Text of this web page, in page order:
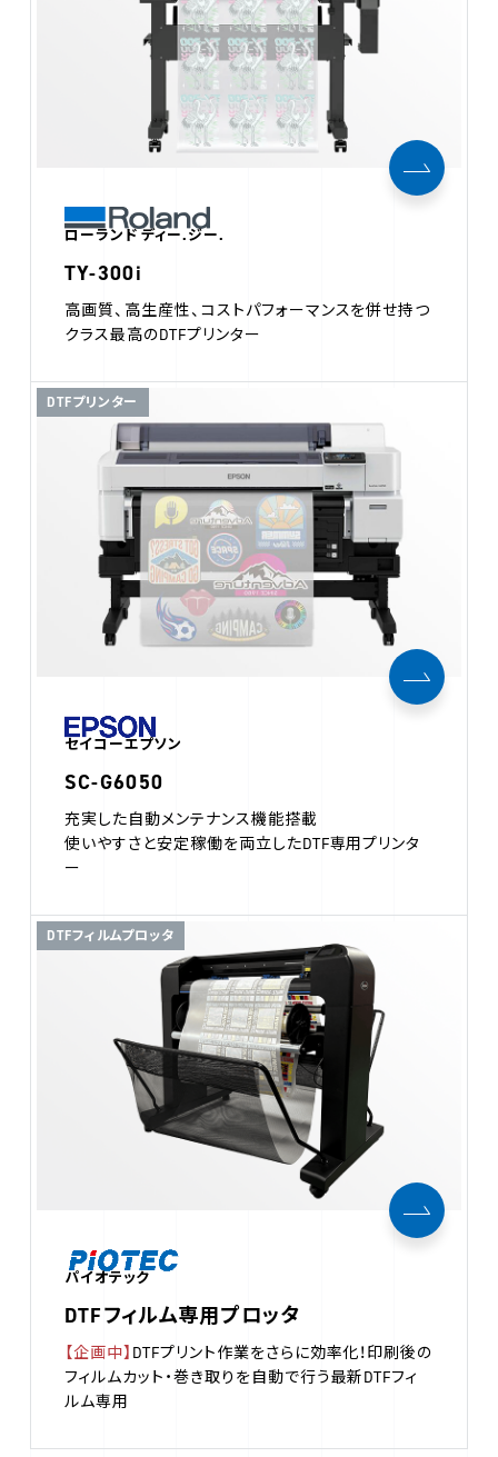
ローランド ディー.ジー.
TY-300i
高画質、高生産性、コストパフォーマンスを併せ持つ
クラス最高のDTFプリンター
DTFプリンター
セイコーエプソン
SC-G6050
充実した自動メンテナンス機能搭載
使いやすさと安定稼働を両立したDTF専用プリンタ
ー
DTFフィルムプロッタ
パイオテック
DTFフィルム専用プロッタ
【企画中】 DTFプリント作業をさらに効率化！印刷後の
フィルムカット・巻き取りを自動で行う最新DTFフィ
ルム専用